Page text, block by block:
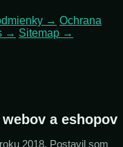
→ Ochrana
→ Sitemap →
a eshopov
2018. Postavil som